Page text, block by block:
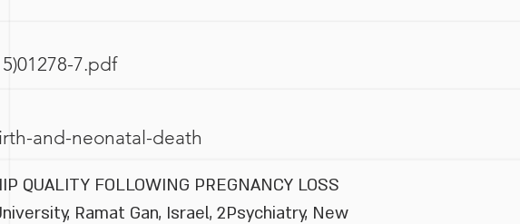
7.pdf
and-neonatal-death
QUALITY FOLLOWING PREGNANCY LOSS
Ramat Gan, Israel, 2Psychiatry, New